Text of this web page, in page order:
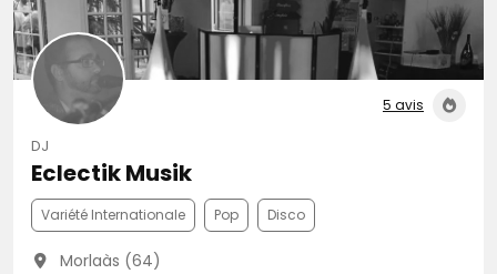
5 avis
DJ
Eclectik Musik
Variété Internationale Pop Disco
Morlaàs (64)